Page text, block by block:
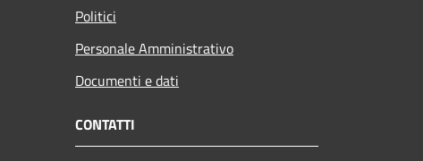
Politici
Personale Amministrativo
Documenti e dati
CONTATTI